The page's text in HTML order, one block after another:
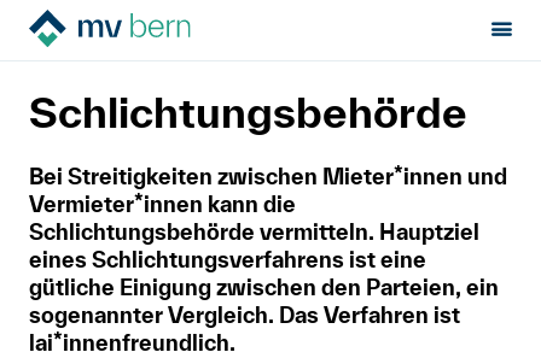
Hilfe von Fachleuten
Politik & Positionen
Über uns
Schlichtungsbehörde
Bei Streitigkeiten zwischen Mieter*innen und
Vermieter*innen kann die
Schlichtungsbehörde vermitteln. Hauptziel
eines Schlichtungsverfahrens ist eine
gütliche Einigung zwischen den Parteien, ein
sogenannter Vergleich. Das Verfahren ist
lai*innenfreundlich.